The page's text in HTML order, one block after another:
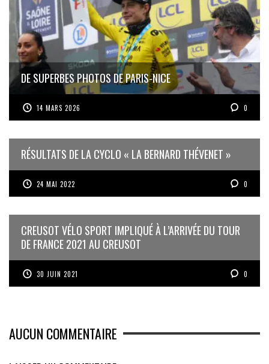
DE SUPERBES PHOTOS DE PARIS-NICE
14 MARS 2026 0
RÉSULTATS DE LA CYCLO « LA BERNARD THÉVENET »
24 MAI 2022 0
CREUSOT VÉLO SPORT IMPLIQUÉ À L’ARRIVÉE DU TOUR
DE FRANCE 2021 AU CREUSOT
30 JUIN 2021 0
AUCUN COMMENTAIRE